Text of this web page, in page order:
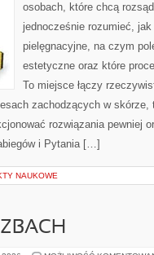
osobach, które chcą
jednocześnie rozumieć, jak
pielęgnacyjne, na czym
estetyczne oraz które
To miejsce łączy
zachodzących w
rozwiązania pewniej
i Pytania […]
NAUKOWE